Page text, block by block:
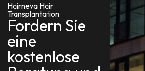
Hairneva Hair
Transplantation
Fordern Sie
eine
kostenlose